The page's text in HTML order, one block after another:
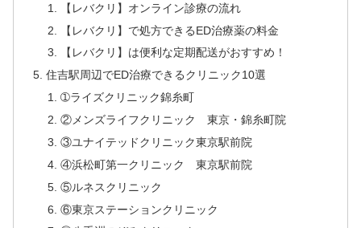
【レバクリ】オンライン診療の流れ
【レバクリ】で処方できるED治療薬の料金
【レバクリ】は便利な定期配送がおすすめ！
住吉駅周辺でED治療できるクリニック10選
➀ライズクリニック錦糸町
②メンズライフクリニック 東京・錦糸町院
③ユナイテッドクリニック東京駅前院
④浜松町第一クリニック 東京駅前院
⑤ルネスクリニック
⑥東京ステーションクリニック